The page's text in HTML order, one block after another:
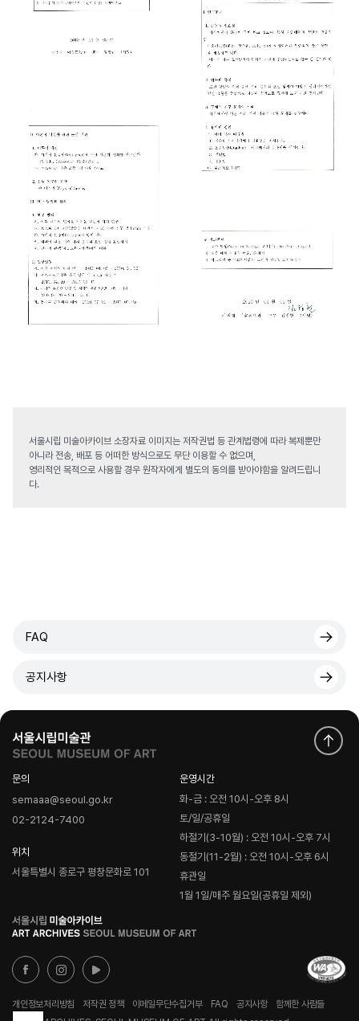
서울시립 미술아카이브 소장자료 이미지는 저작권법 등 관계법령에 따라 복제뿐만
아니라 전송, 배포 등 어떠한 방식으로도 무단 이용할 수 없으며,
영리적인 목적으로 사용할 경우 원작자에게 별도의 동의를 받아야함을 알려드립니
다.
FAQ
공지사항
문의
semaaa@seoul.go.kr
02-2124-7400
위치
서울특별시 종로구 평창문화로 101
운영시간
화-금 : 오전 10시-오후 8시
토/일/공휴일
하절기(3-10월) : 오전 10시-오후 7시
동절기(11-2월) : 오전 10시-오후 6시
휴관일
1월 1일/매주 월요일(공휴일 제외)
로
고
개인정보처리방침 저작권 정책 이메일무단수집거부 FAQ 공지사항
함께한 사람들